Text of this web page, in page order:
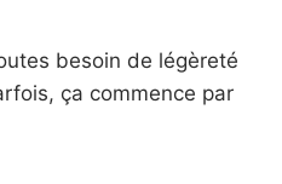
besoin de légèreté
ça commence par